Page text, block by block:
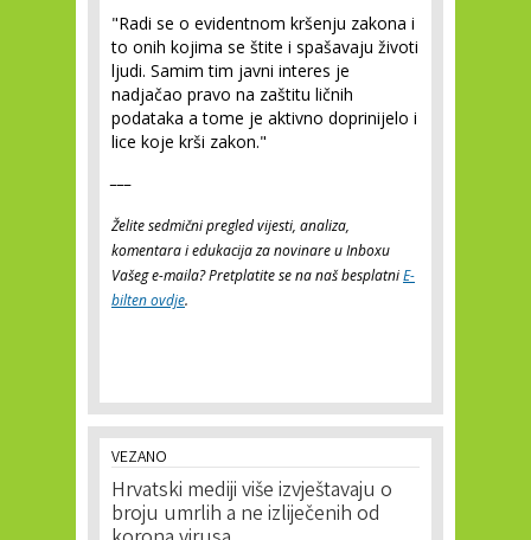
"Radi se o evidentnom kršenju zakona i
to onih kojima se štite i spašavaju životi
ljudi. Samim tim javni interes je
nadjačao pravo na zaštitu ličnih
podataka a tome je aktivno doprinijelo i
lice koje krši zakon."
Želite sedmični pregled vijesti, analiza,
komentara i edukacija za novinare u Inboxu
Vašeg e-maila? Pretplatite se na naš besplatniE-
bilten ovdje.
VEZANO
Hrvatski mediji više izvještavaju o
broju umrlih a ne izliječenih od